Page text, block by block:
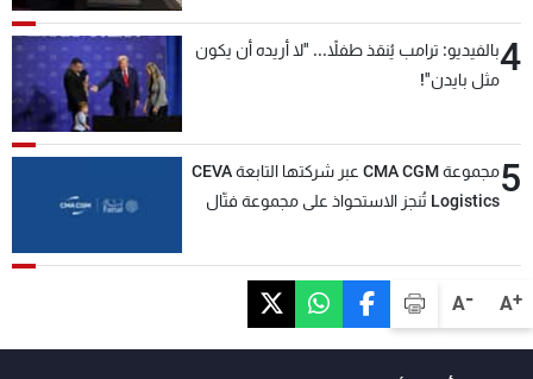
A+
A-
4بالفيديو: ترامب يُنقذ طفلاً... "لا أريده أن يكون
مثل بايدن"!
5
مجموعة CMA CGM عبر شركتها التابعة CEVA
Logistics تُنجز الاستحواذ على مجموعة فتّال